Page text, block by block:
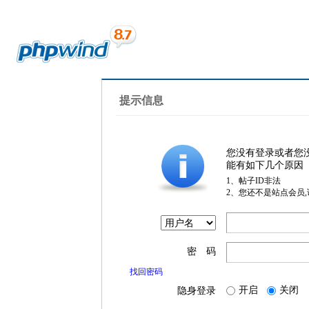
提示信息
您没有登录或者您
能有如下几个原因
1、帖子ID非法
2、您还不是站点会员
密 码
找回密码
隐身登录 开启 关闭